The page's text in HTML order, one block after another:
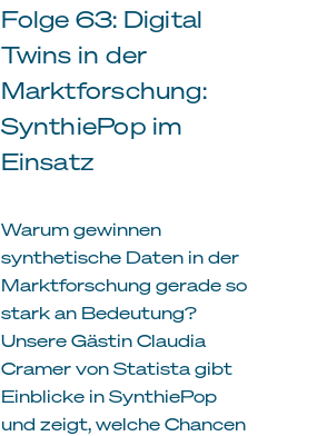
Folge 63: Digital
Twins in der
Marktforschung:
SynthiePop im
Einsatz
Warum gewinnen
synthetische Daten in der
Marktforschung gerade so
stark an Bedeutung?
Unsere Gästin Claudia
Cramer von Statista gibt
Einblicke in SynthiePop
und zeigt, welche Chancen